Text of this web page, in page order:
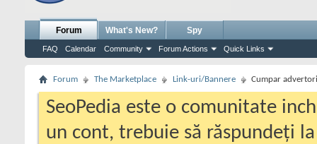
Forum
FAQ Calendar Community Forum Actions Quick Links
What's New? Spy
Forum The Marketplace Link-uri/Bannere Cumpar
SeoPedia este o comunitate
un cont, trebuie să răspundeți